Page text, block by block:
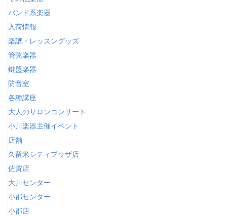
バンド系楽器
入荷情報
楽譜・レッスングッズ
管弦楽器
鍵盤楽器
防音室
各種講座
大人のサロンコンサート
小川楽器主催イベント
店舗
久留米シティプラザ店
佐賀店
大川センター
小郡センター
小郡店